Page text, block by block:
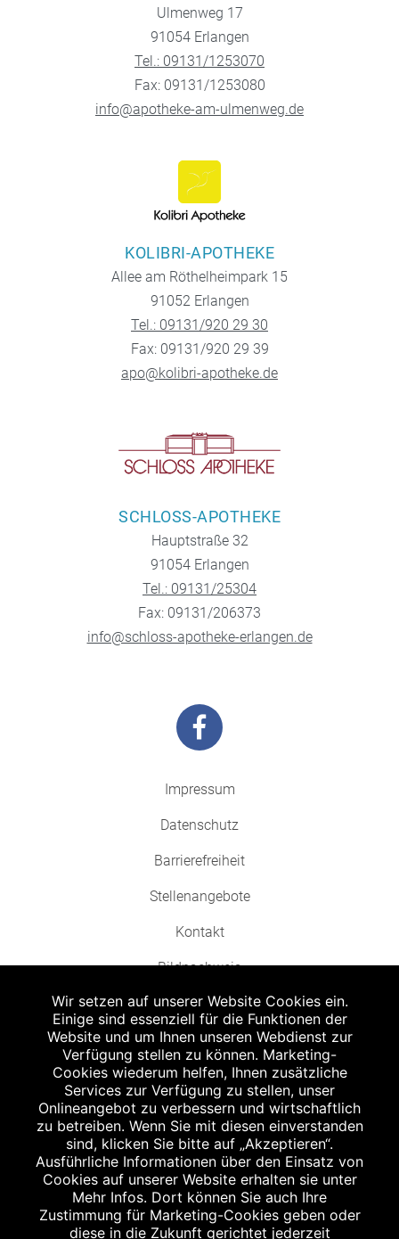
Ulmenweg 17
91054 Erlangen
Tel.: 09131/1253070
Fax: 09131/1253080
info@apotheke-am-ulmenweg.de
KOLIBRI-APOTHEKE
Allee am Röthelheimpark 15
91052 Erlangen
Tel.: 09131/920 29 30
Fax: 09131/920 29 39
apo@kolibri-apotheke.de
SCHLOSS-APOTHEKE
Hauptstraße 32
91054 Erlangen
Tel.: 09131/25304
Fax: 09131/206373
info@schloss-apotheke-erlangen.de
Impressum
Datenschutz
Barrierefreiheit
Stellenangebote
Kontakt
Bildnachweis
Abgabe in haushaltsüblichen Mengen, solange der Vorrat reicht. Für Druck-
und Satzfehler keine Haftung.
Zu Risiken und Nebenwirkungen lesen Sie die Packungsbeilage und fragen
Sie Ihren Arzt oder Apotheker.
Angabe nach der deutschen Arzneimitteltaxe Apothekenerstattungspreis
(AEP). Der AEP ist keine unverbindliche Preisempfehlung der Hersteller. Der
AEP ist ein von den Apotheken in Ansatz gebrachter Preis für rezeptfreie
Arzneimittel. Er entspricht in der Höhe dem für Apotheken verbindlichen
Abgabepreis, zu dem eine Apotheke in bestimmten Fällen (z.B. bei Kindern
unter 12 Jahren) das Produkt mit der gesetzlichen Krankenversicherung
abrechnet. Der AEP ist der allgemeine Erstattungspreis im Falle einer
Wir setzen auf unserer Website Cookies ein.
Einige sind essenziell für die Funktionen der
Website und um Ihnen unseren Webdienst zur
Verfügung stellen zu können. Marketing-
Cookies wiederum helfen, Ihnen zusätzliche
Services zur Verfügung zu stellen, unser
Onlineangebot zu verbessern und wirtschaftlich
zu betreiben. Wenn Sie mit diesen einverstanden
sind, klicken Sie bitte auf „Akzeptieren“.
Ausführliche Informationen über den Einsatz von
Cookies auf unserer Website erhalten sie unter
Mehr Infos. Dort können Sie auch Ihre
Zustimmung für Marketing-Cookies geben oder
diese in die Zukunft gerichtet jederzeit